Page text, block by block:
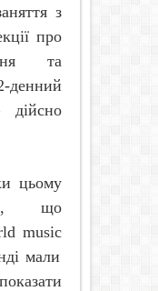
з
про
та
денний
цьому
що
music
мали